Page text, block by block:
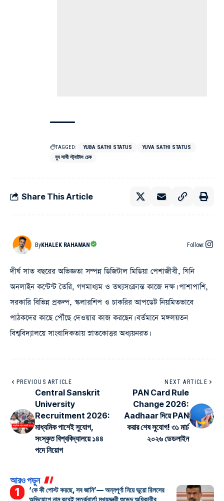
TAGGED: YUBA SATHI STATUS
YUVA SATHI STATUS
যুব সাথী স্ট্যাটাস চেক
Share This Article
ByKHALEK RAHAMAN Follow:
দীর্ঘ সাত বছরের অভিজ্ঞতা সম্পন্ন ডিজিটাল মিডিয়া পেশাজীবী, যিনি
অনলাইন কন্টেন্ট তৈরি, গণমাধ্যম ও তথ্যসংক্রান্ত কাজে দক্ষ। পাশাপাশি,
সরকারি বিভিন্ন প্রকল্প, স্কলারশিপ ও চাকরির আপডেট নিয়মিতভাবে
পাঠকদের কাছে পৌঁছে দেওয়ার কাজ করছেন। বর্তমানে মঙ্গলয়তন
বিশ্ববিদ্যালয়ে সাংবাদিকতায় স্নাতকোত্তর অধ্যয়নরত।
PREVIOUS ARTICLE
Central Sanskrit
University
Recruitment 2026:
মাধ্যমিক পাশেই সুযোগ,
সংস্কৃত বিশ্ববিদ্যালয়ে ১৪৪
পদে নিয়োগ
NEXT ARTICLE
PAN Card Rule
Change 2026:
Aadhaar দিয়ে PAN
করার শেষ সুযোগ! ৩১ মার্চ
২০২৬ ডেডলাইন
আরও পড়ুন
‘কে কী পোস্ট করছে, সব জানি’— অন্নপূর্ণা নিয়ে ভুয়ো রিলসের
অভিযোগে নাম করেই সতর্কবার্তা মুখ্যমন্ত্রী শুভেন্দু অধিকারীর